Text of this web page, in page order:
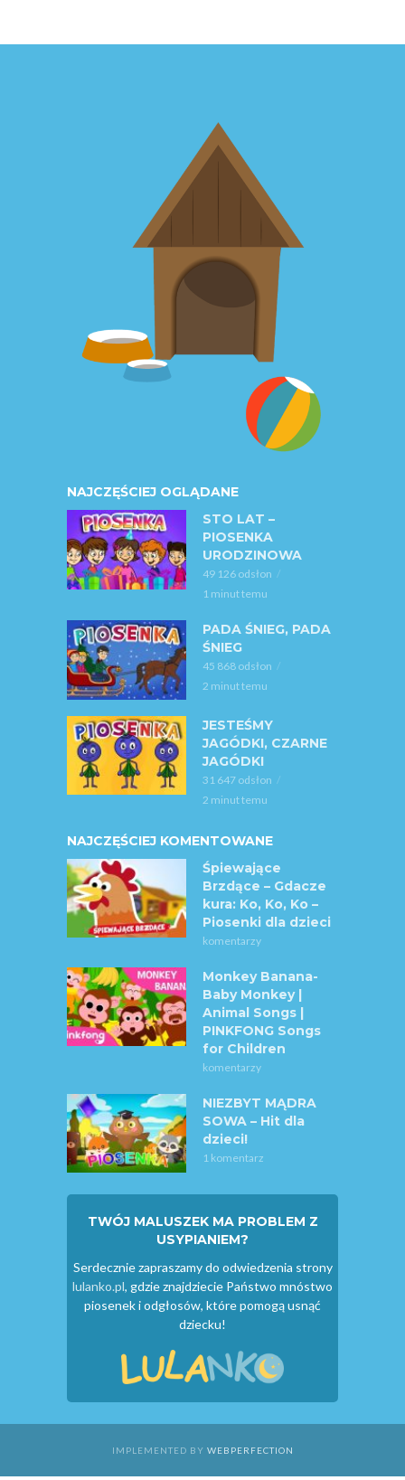
NAJCZĘŚCIEJ OGLĄDANE
STO LAT –
PIOSENKA
URODZINOWA
49 126 odsłon
1 minut temu
PADA ŚNIEG, PADA
ŚNIEG
45 868 odsłon
2 minut temu
JESTEŚMY
JAGÓDKI, CZARNE
JAGÓDKI
31 647 odsłon
2 minut temu
NAJCZĘŚCIEJ KOMENTOWANE
Śpiewające
Brzdące – Gdacze
kura: Ko, Ko, Ko –
Piosenki dla dzieci
komentarzy
Monkey Banana-
Baby Monkey |
Animal Songs |
PINKFONG Songs
for Children
komentarzy
NIEZBYT MĄDRA
SOWA – Hit dla
dzieci!
1 komentarz
TWÓJ MALUSZEK MA PROBLEM Z
USYPIANIEM?
Serdecznie zapraszamy do odwiedzenia strony
lulanko.pl, gdzie znajdziecie Państwo mnóstwo
piosenek i odgłosów, które pomogą usnąć
dziecku!
IMPLEMENTED BY WEBPERFECTION